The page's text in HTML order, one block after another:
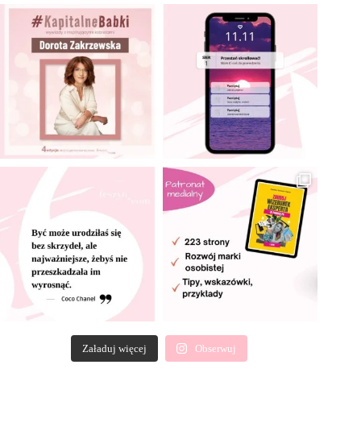
Załaduj więcej Obserwuj